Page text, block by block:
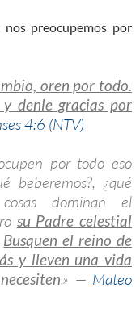
preocupemos por
oren por todo.
denle gracias por
4:6 (NTV)
por todo eso
beberemos?, ¿qué
dominan el
su Padre celestial
Busquen el reino de
y lleven una vida
.» — Mateo